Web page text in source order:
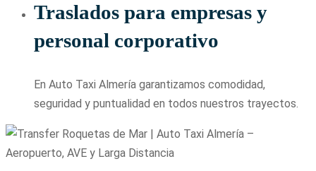
Traslados para empresas y
personal corporativo
En Auto Taxi Almería garantizamos comodidad,
seguridad y puntualidad en todos nuestros trayectos.